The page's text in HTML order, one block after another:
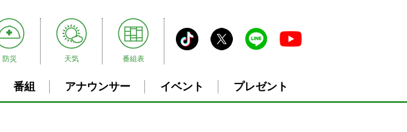
防災 天気 番組表
番組 アナウンサー イベント プレゼント